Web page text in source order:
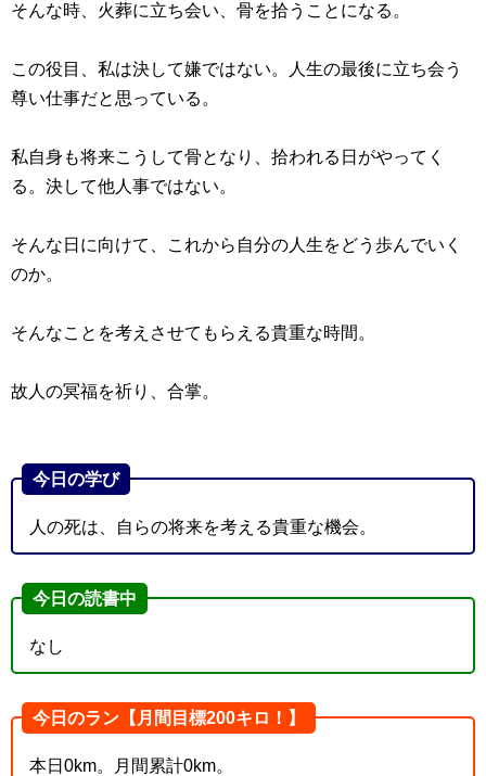
そんな時、火葬に立ち会い、骨を拾うことになる。
この役目、私は決して嫌ではない。人生の最後に立ち会う
尊い仕事だと思っている。
私自身も将来こうして骨となり、拾われる日がやってく
る。決して他人事ではない。
そんな日に向けて、これから自分の人生をどう歩んでいく
のか。
そんなことを考えさせてもらえる貴重な時間。
故人の冥福を祈り、合掌。
今日の学び
人の死は、自らの将来を考える貴重な機会。
今日の読書中
なし
今日のラン【月間目標200キロ！】
本日0km。月間累計0km。